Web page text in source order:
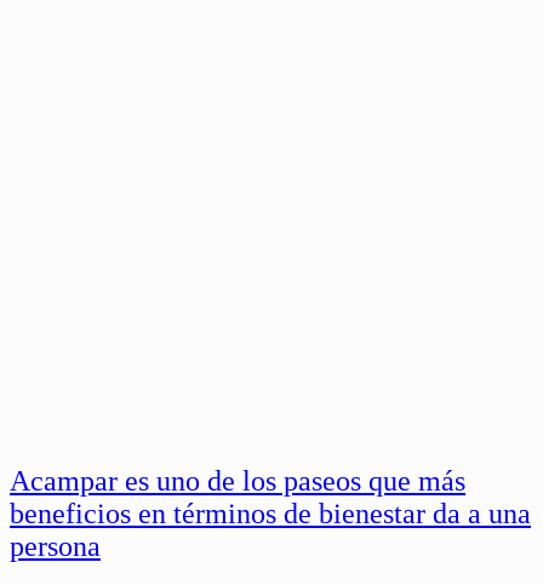
Acampar es uno de los paseos que más
beneficios en términos de bienestar da a una
persona